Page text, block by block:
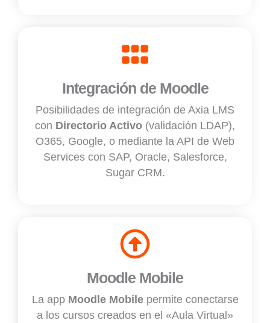
Integración de Moodle
Posibilidades de integración de Axia LMS
con Directorio Activo (validación LDAP),
O365, Google, o mediante la API de Web
Services con SAP, Oracle, Salesforce,
Sugar CRM.
Moodle Mobile
La app Moodle Mobilepermite conectarse
a los cursos creados en el «Aula Virtual»